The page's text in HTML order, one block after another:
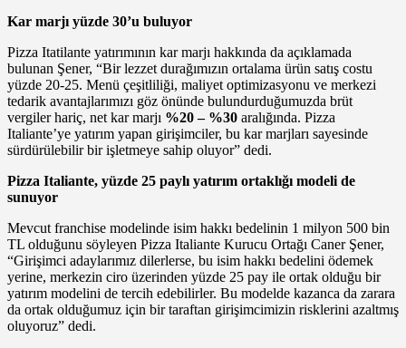
Kar marjı yüzde 30’u buluyor
Pizza Itatilante yatırımının kar marjı hakkında da açıklamada
bulunan Şener, “Bir lezzet durağımızın ortalama ürün satış costu
yüzde 20-25. Menü çeşitliliği, maliyet optimizasyonu ve merkezi
tedarik avantajlarımızı göz önünde bulundurduğumuzda brüt
vergiler hariç, net kar marjı %20 – %30 aralığında. Pizza
Italiante’ye yatırım yapan girişimciler, bu kar marjları sayesinde
sürdürülebilir bir işletmeye sahip oluyor” dedi.
Pizza Italiante, yüzde 25 paylı yatırım ortaklığı modeli de
sunuyor
Mevcut franchise modelinde isim hakkı bedelinin 1 milyon 500 bin
TL olduğunu söyleyen Pizza Italiante Kurucu Ortağı Caner Şener,
“Girişimci adaylarımız dilerlerse, bu isim hakkı bedelini ödemek
yerine, merkezin ciro üzerinden yüzde 25 pay ile ortak olduğu bir
yatırım modelini de tercih edebilirler. Bu modelde kazanca da zarara
da ortak olduğumuz için bir taraftan girişimcimizin risklerini azaltmış
oluyoruz” dedi.